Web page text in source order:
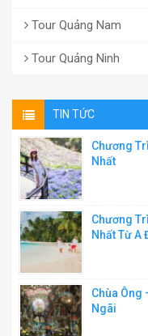
Tour Quảng Nam
Tour Quảng Ninh
TIN TỨC
Chương
Nhất
Chương
Nhất Từ A
Chùa Ông
Ngãi